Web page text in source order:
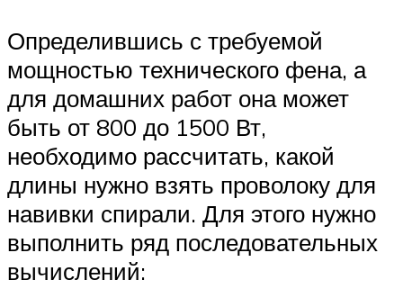
Определившись с требуемой
мощностью технического фена, а
для домашних работ она может
быть от 800 до 1500 Вт,
необходимо рассчитать, какой
длины нужно взять проволоку для
навивки спирали. Для этого нужно
выполнить ряд последовательных
вычислений: